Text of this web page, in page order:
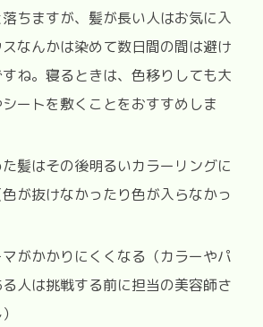
ちますが、髪が長い人はお気に入
なんかは染めて数日間の間は避け
ね。寝るときは、色移りしても大
ートを敷くことをおすすめしま
髪はその後明るいカラーリングに
が抜けなかったり色が入らなかっ
がかかりにくくなる（カラーやパ
人は挑戦する前に担当の美容師さ